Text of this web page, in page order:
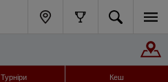
Турніри Кеш